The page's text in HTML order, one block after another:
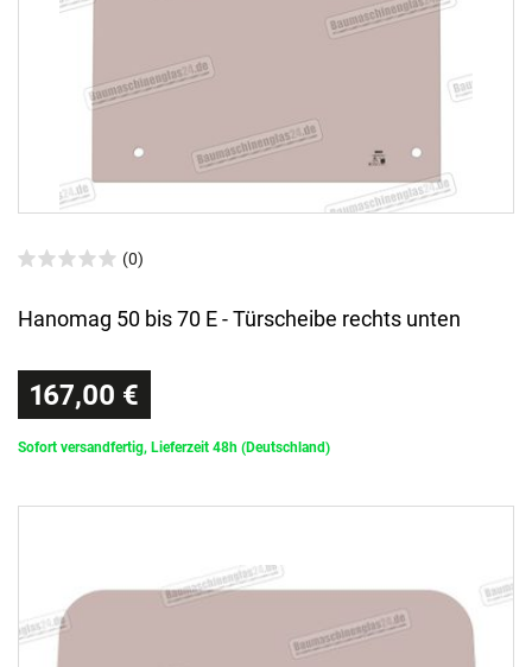
(0)
Hanomag 50 bis 70 E - Türscheibe rechts unten
167,00 €
Sofort versandfertig, Lieferzeit 48h (Deutschland)